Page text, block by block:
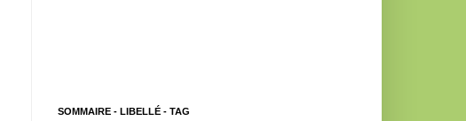
SOMMAIRE - LIBELLÉ - TAG